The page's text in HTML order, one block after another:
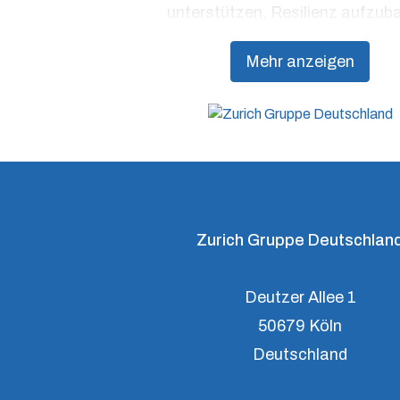
Mehr anzeigen
unterstützen, Resilienz
Zurich Gruppe
Deutzer Allee 1
50679 Köln
Deutschland